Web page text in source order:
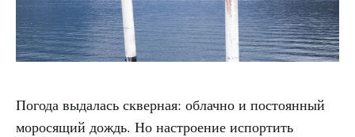
Погода выдалась скверная: облачно и постоянный
моросящий дождь. Но настроение испортить